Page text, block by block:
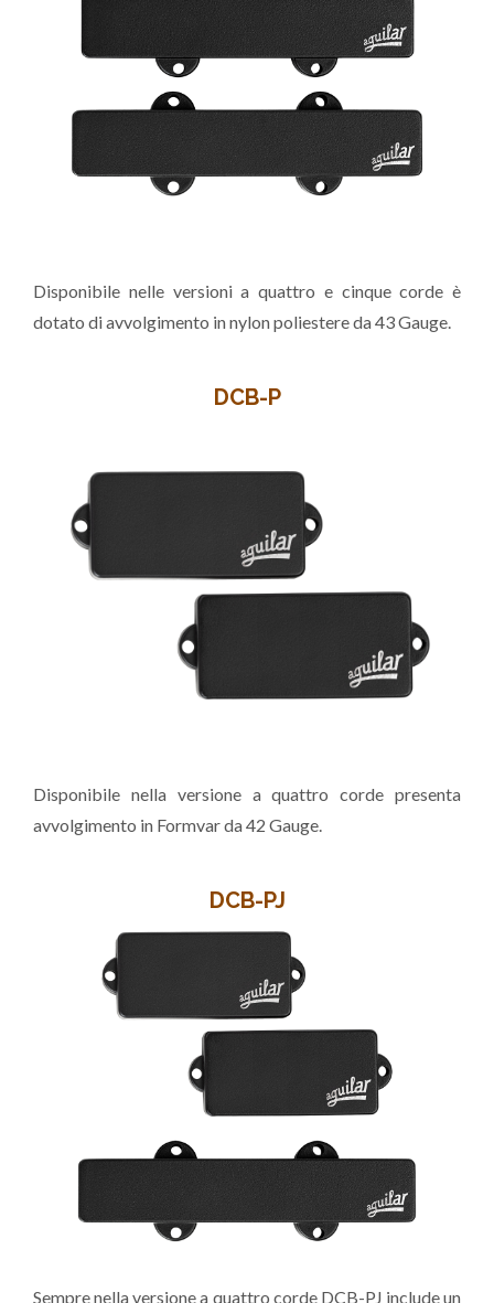
Disponibile nelle versioni a quattro e cinque corde è
dotato di avvolgimento in nylon poliestere da 43 Gauge.
DCB-P
Disponibile nella versione a quattro corde presenta
avvolgimento in Formvar da 42 Gauge.
DCB-PJ
Sempre nella versione a quattro corde DCB-PJ include un